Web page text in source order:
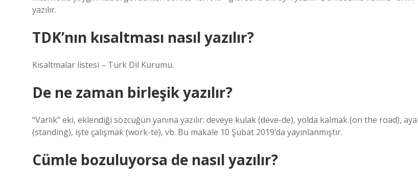
yazılır.
TDK’nın kısaltması nasıl yazılır?
Kısaltmalar listesi – Türk Dil Kurumu.
De ne zaman birleşik yazılır?
“Varlık” eki, eklendiği sözcüğün yanına yazılır: deveye kulak (deve-de), yolda kalmak (on the road),
(standing), işte çalışmak (work-te), vb. Bu makale 10 Şubat 2019’da yayınlanmıştır.
Cümle bozuluyorsa de nasıl yazılır?